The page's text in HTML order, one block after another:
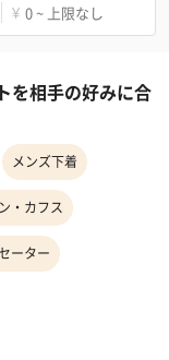
¥ 0 ~ 上限なし
を相手の好みに合
メンズ下着
・カフス
ーター